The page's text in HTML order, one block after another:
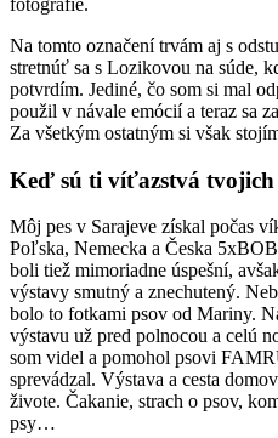
Na tomto označení trvám aj s
stretnúť sa s Lozikovou na súde,
potvrdím. Jediné, čo som si mal
použil v návale emócií a teraz sa
Za všetkým ostatným si však
Keď sú ti víťazstvá
Môj pes v Sarajeve získal počas
Poľska, Nemecka a Česka
boli tiež mimoriadne úspešní,
výstavy smutný a znechutený.
bolo to fotkami psov od Mariny.
výstavu už pred polnocou a celú
som videl a pomohol psovi
sprevádzal. Výstava a cesta
živote. Čakanie, strach o psov,
psy…